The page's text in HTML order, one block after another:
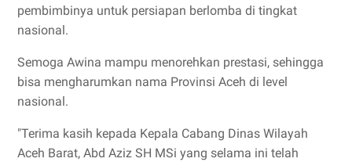
pembimbinya untuk persiapan berlomba di tingkat
nasional.
Semoga Awina mampu menorehkan prestasi, sehingga
bisa mengharumkan nama Provinsi Aceh di level
nasional.
"Terima kasih kepada Kepala Cabang Dinas Wilayah
Aceh Barat, Abd Aziz SH MSi yang selama ini telah